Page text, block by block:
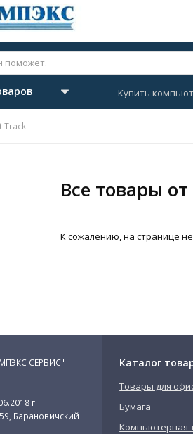
Купить
Track
Все товары
К сожалению, на странице
СЕРВИС"
г.
Барановичский
Каталог
Товары для
Бумага
Компьютерная